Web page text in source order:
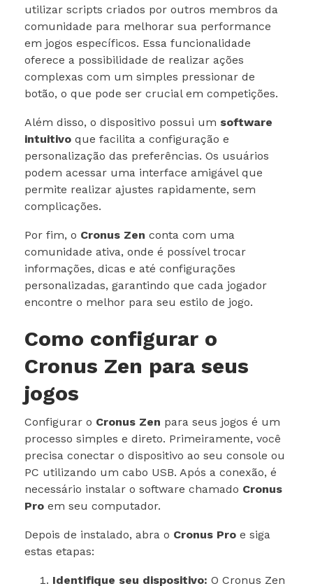
utilizar scripts criados por outros membros da
comunidade para melhorar sua performance
em jogos específicos. Essa funcionalidade
oferece a possibilidade de realizar ações
complexas com um simples pressionar de
botão, o que pode ser crucial em competições.
Além disso, o dispositivo possui um software
intuitivo que facilita a configuração e
personalização das preferências. Os usuários
podem acessar uma interface amigável que
permite realizar ajustes rapidamente, sem
complicações.
Por fim, o Cronus Zen conta com uma
comunidade ativa, onde é possível trocar
informações, dicas e até configurações
personalizadas, garantindo que cada jogador
encontre o melhor para seu estilo de jogo.
Como configurar o
Cronus Zen para seus
jogos
Configurar o Cronus Zen para seus jogos é um
processo simples e direto. Primeiramente, você
precisa conectar o dispositivo ao seu console ou
PC utilizando um cabo USB. Após a conexão, é
necessário instalar o software chamado Cronus
Pro em seu computador.
Depois de instalado, abra o Cronus Pro e siga
estas etapas:
Identifique seu dispositivo: O Cronus Zen